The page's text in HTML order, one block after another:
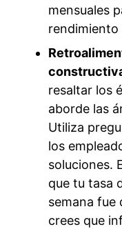
mensuales
rendimiento
resaltar los
aborde las
Utiliza
los
soluciones.
que tu tasa
semana fue
crees que